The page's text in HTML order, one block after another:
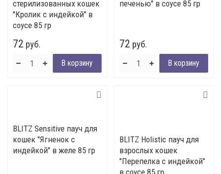
стерилизованных кошек
"Кролик с индейкой" в
соусе 85 гр
72 руб.
печенью" в соусе 85 гр
72 руб.
BLITZ Sensitive пауч для
кошек "Ягненок с
индейкой" в желе 85 гр
BLITZ Holistic пауч для
взрослых кошек
"Перепелка с индейкой"
в соусе 85 гр